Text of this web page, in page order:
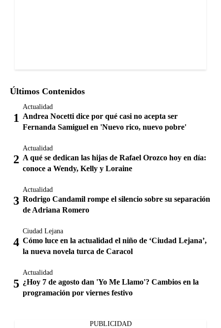
Últimos Contenidos
Actualidad
Andrea Nocetti dice por qué casi no acepta ser
Fernanda Samiguel en 'Nuevo rico, nuevo pobre'
Actualidad
A qué se dedican las hijas de Rafael Orozco hoy en día:
conoce a Wendy, Kelly y Loraine
Actualidad
Rodrigo Candamil rompe el silencio sobre su separación
de Adriana Romero
Ciudad Lejana
Cómo luce en la actualidad el niño de ‘Ciudad Lejana’,
la nueva novela turca de Caracol
Actualidad
¿Hoy 7 de agosto dan 'Yo Me Llamo'? Cambios en la
programación por viernes festivo
PUBLICIDAD